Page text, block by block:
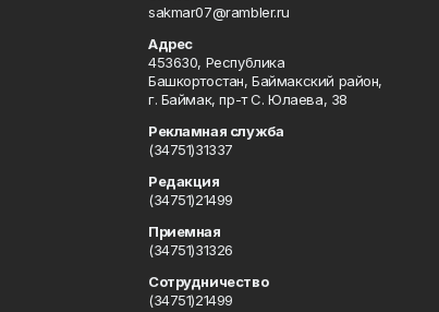
sakmar07@rambler.ru
Адрес
453630, Республика
Башкортостан, Баймакский район,
г. Баймак, пр-т С. Юлаева, 38
Рекламная служба
(34751)31337
Редакция
(34751)21499
Приемная
(34751)31326
Сотрудничество
(34751)21499